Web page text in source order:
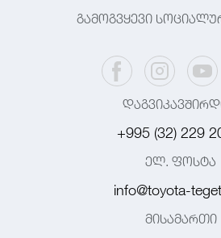
გამოგვყევი
+995 (32) 229
ელ. ფოსტა
info@toyota-
მისამართი